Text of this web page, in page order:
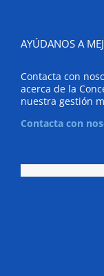
AYÚDANOS A
Contacta con
acerca de la
nuestra gestión
Contacta con